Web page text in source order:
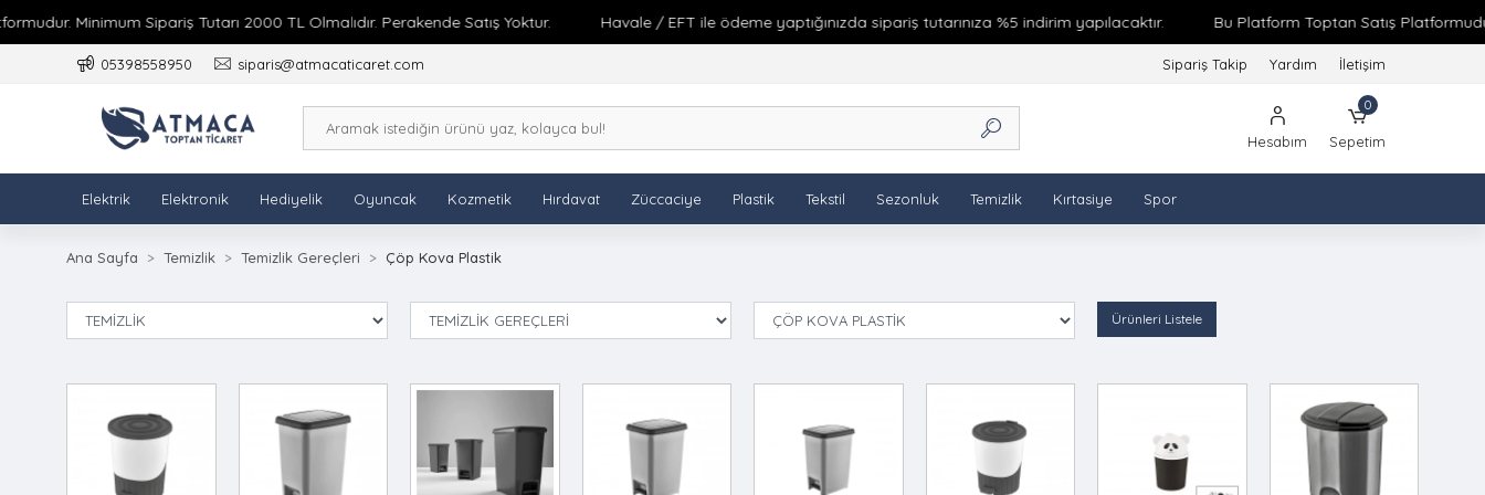
Minimum Sipariş Tutarı 2000 TL Olmalıdır. Perakende Satış Yoktur. Havale / EFT ile ödeme yaptığınızda sipariş tutarınıza %5 indirim yapılacaktır. Bu Platform Toptan Satış Platformudur.
05398558950 siparis@atmacaticaret.com Sipariş Takip Yardım İletişim
Hesabım
0
Sepetim
Elektrik Elektronik Hediyelik Oyuncak Kozmetik Hırdavat Züccaciye Plastik Tekstil Sezonluk Temizlik Kırtasiye Spor
Ana Sayfa Temizlik Temizlik Gereçleri Çöp Kova Plastik
Ürünleri Listele